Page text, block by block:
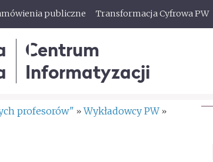
publiczne Transformacja Cyfrowa PW
Centrum
Informatyzacji
profesorów" » Wykładowcy PW »